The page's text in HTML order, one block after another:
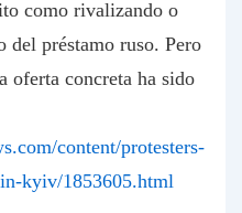
como rivalizando o
del préstamo ruso. Pero
oferta concreta ha sido
content/protesters-
kyiv/1853605.html